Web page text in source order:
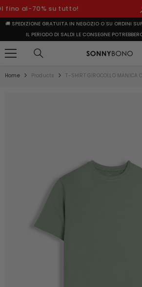
al-70% su tutto!
🚚 SPEDIZIONE GRATUITA IN NEGOZIO O SU ORDINI
IL PERIODO DI SALDI LE CONSEGNE
Home Products T-SHIRT GIROCOLLO MANICA